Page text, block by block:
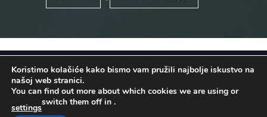
OSATINA GRUPA d.o.o. 2026
. Configured
byINFOS Osijek. Sva prava pridržana.
Koristimo kolačiće kako bismo vam pružili najbolje iskustvo na
našoj web stranici.
You can find out more about which cookies we are using or
switch them off in
settings
.